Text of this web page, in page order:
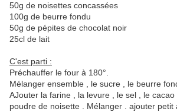
50g de noisettes concassées
100g de beurre fondu
50g de pépites de chocolat noir
25cl de lait
C'est parti :
Préchauffer le four à 180°.
Mélanger ensemble , le sucre , le beurre
AJouter la farine , la levure , le sel , le
poudre de noisette . Mélanger . ajouter petit